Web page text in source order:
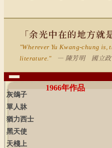
「余光中在的地方就
"Wherever Yu Kwang-chung is,
literature."
— 陳芳明 國立政
1966年作品
灰鴿子
單人牀
猶力西士
黑天使
天棧上